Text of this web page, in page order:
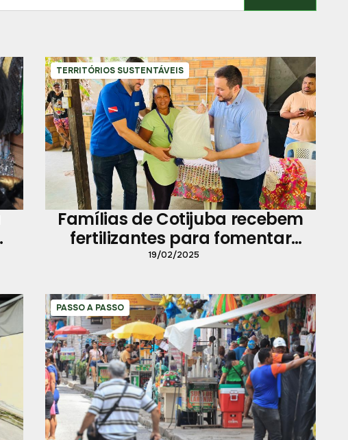
TERRITÓRIOS SUSTENTÁVEIS
Famílias de Cotijuba recebem
fertilizantes para fomentar
agricultura
19/02/2025
PASSO A PASSO